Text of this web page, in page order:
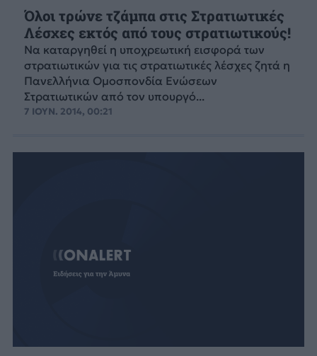
Όλοι τρώνε τζάμπα στις Στρατιωτικές
Λέσχες εκτός από τους στρατιωτικούς!
Να καταργηθεί η υποχρεωτική εισφορά των
στρατιωτικών για τις στρατιωτικές λέσχες ζητά η
Πανελλήνια Ομοσπονδία Ενώσεων
Στρατιωτικών από τον υπουργό...
7 ΙΟΥΝ. 2014, 00:21